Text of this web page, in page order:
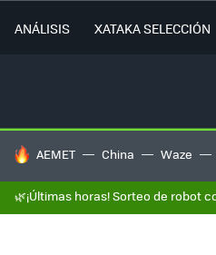
ANÁLISIS XATAKA SELECCIÓN
HOY SE HABLA DE
AEMET China Waze
🌿¡Últimas horas! Sorteo de robot